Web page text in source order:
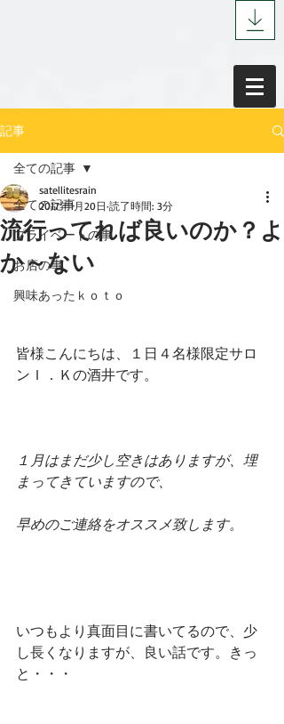
記事
全ての記事
プライベートの事
お店の事
興味あったｋｏｔｏ
全ての記事
流行ってれば良いのか？よ
か～ない
satellitesrain
2017年1月20日 読了時間: 3分
皆様こんにちは、１日４名様限定サロ
ンＩ．Ｋの酒井です。
１月はまだ少し空きはありますが、埋
まってきていますので、
早めのご連絡をオススメ致します。
いつもより真面目に書いてるので、少
し長くなりますが、良い話です。きっ
と・・・